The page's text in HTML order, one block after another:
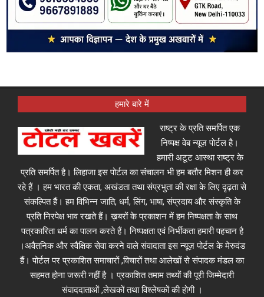
हमारे बारे में
राष्ट्र के प्रति समर्पित एक
निष्पक्ष वेब न्यूज़ पोर्टल है।
हमारी अटूट आस्था राष्ट्र के
प्रति समर्पित है। लिहाजा इस पोर्टल का संचालन भी हम बतौर मिशन ही कर
रहे हैं । हम भारत की एकता, अखंडता तथा संप्रभुता की रक्षा के लिए दृढ़ता से
संकल्पित हैं। हम विभिन्न जाति, धर्म, लिंग, भाषा, संप्रदाय और संस्कृति के
प्रति निरपेक्ष भाव रखते हैं। ख़बरों के प्रकाशन में हम निष्पक्षता के साथ
पत्रकारिता धर्म का पालन करते हैं। निष्पक्षता एवं निर्भीकता हमारी पहचान है
।अवैतनिक और स्वैक्षिक सेवा करने वाले संवादाता इस न्यूज़ पोर्टल के मेरुदंड
हैं। पोर्टल पर प्रकाशित समाचारों ,विचारों तथा आलेखों से संपादक मंडल का
सहमत होना जरूरी नहीं है । प्रकाशित तमाम तथ्यों की पूरी जिम्मेदारी
संवाददाताओं ,लेखकों तथा विश्लेषकों की होगी ।